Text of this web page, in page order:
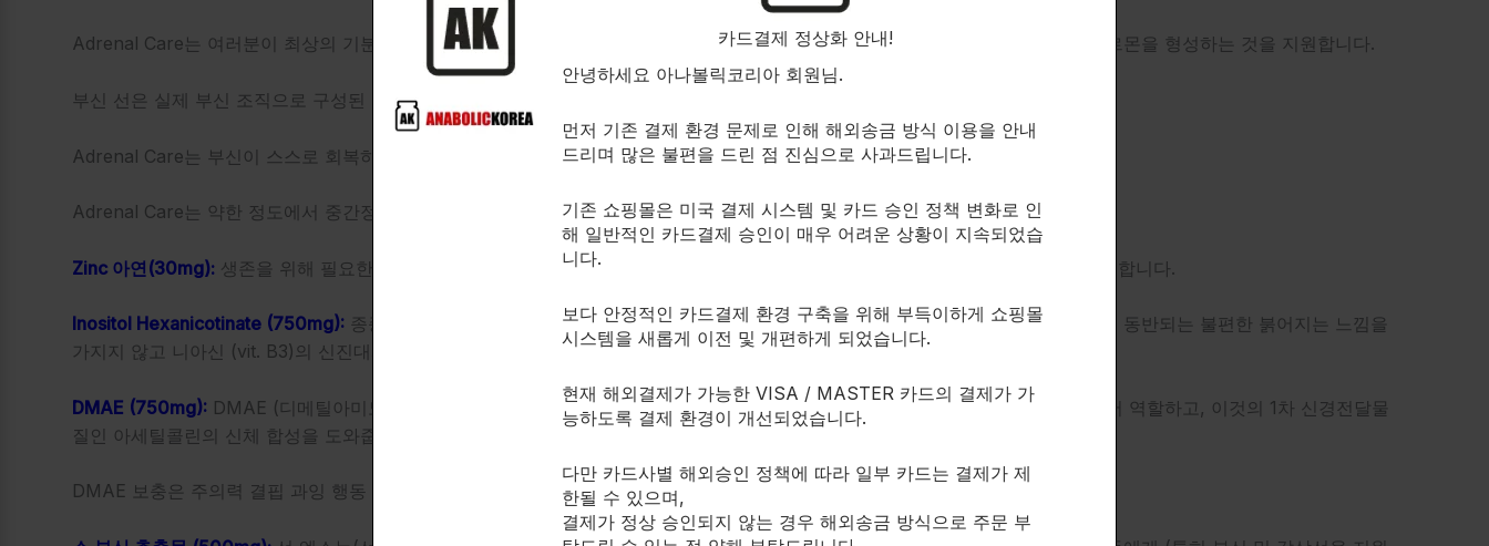
Adrenal Care는 여러분이 최상의 기분을 유지하는데 필요한 추가적인 균형을 선사할 수 있는 가공되지 않는 재료로 이러한 조절 호르몬을 형성하는 것을 지원합니다.
부신 선은 실제 부신 조직으로 구성된 부신 보충제입니다.
Adrenal Care는 부신이 스스로 회복하고 정상적인 기능으로 돌아갈 수 있도록 돕습니다.
Adrenal Care는 약한 정도에서 중간정도의 부신피로에서 가장 먼저 선택되어야 할 부신 지원 보충제여야 합니다.
Zinc 아연(30mg): 생존을 위해 필요한 24가지 미량 영양소 중에 하나인 아연은 테스토스테론에서부터 면역 기능까지 모든 것에 유용합니다.
Inositol Hexanicotinate (750mg): 종종 “홍조 없는” 니아신으로 광고되는 Inositol hexanicotinate (INH)은 니아신을 보충할 때 자주 동반되는 불편한 붉어지는 느낌을
가지지 않고 니아신 (vit. B3)의 신진대사의 상당한 이점을 유도할 수 있도록 합니다.
DMAE (750mg): DMAE (디메틸아미노에탄올/dimethylaminoethanol)는 혈액 뇌 장벽을 쉽게 통과하여 거기에서 보호용 화합물로서 역할하고, 이것의 1차 신경전달물
질인 아세틸콜린의 신체 합성을 도와줍니다.
DMAE 보충은 주의력 결핍 과잉 행동 장애 및 기억력 쇠퇴와 같은 인지 장애에 대한 다양한 치료상의 이점을 가진다고 밝혀졌습니다.
카드결제 정상화 안내!
안녕하세요 아나볼릭코리아 회원님.
먼저 기존 결제 환경 문제로 인해 해외송금 방식 이용을 안내
드리며 많은 불편을 드린 점 진심으로 사과드립니다.
기존 쇼핑몰은 미국 결제 시스템 및 카드 승인 정책 변화로 인
해 일반적인 카드결제 승인이 매우 어려운 상황이 지속되었습
니다.
보다 안정적인 카드결제 환경 구축을 위해 부득이하게 쇼핑몰
시스템을 새롭게 이전 및 개편하게 되었습니다.
현재 해외결제가 가능한 VISA / MASTER 카드의 결제가 가
능하도록 결제 환경이 개선되었습니다.
다만 카드사별 해외승인 정책에 따라 일부 카드는 결제가 제
한될 수 있으며,
결제가 정상 승인되지 않는 경우 해외송금 방식으로 주문 부